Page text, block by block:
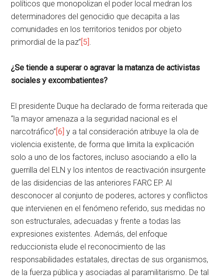
políticos que monopolizan el poder local medran los
determinadores del genocidio que decapita a las
comunidades en los territorios tenidos por objeto
primordial de la paz”[5].
¿Se tiende a superar o agravar la matanza de activistas
sociales y excombatientes?
El presidente Duque ha declarado de forma reiterada que
“la mayor amenaza a la seguridad nacional es el
narcotráfico”[6] y a tal consideración atribuye la ola de
violencia existente, de forma que limita la explicación
solo a uno de los factores, incluso asociando a ello la
guerrilla del ELN y los intentos de reactivación insurgente
de las disidencias de las anteriores FARC EP. Al
desconocer al conjunto de poderes, actores y conflictos
que intervienen en el fenómeno referido, sus medidas no
son estructurales, adecuadas y frente a todas las
expresiones existentes. Además, del enfoque
reduccionista elude el reconocimiento de las
responsabilidades estatales, directas de sus organismos,
de la fuerza pública y asociadas al paramilitarismo. De tal